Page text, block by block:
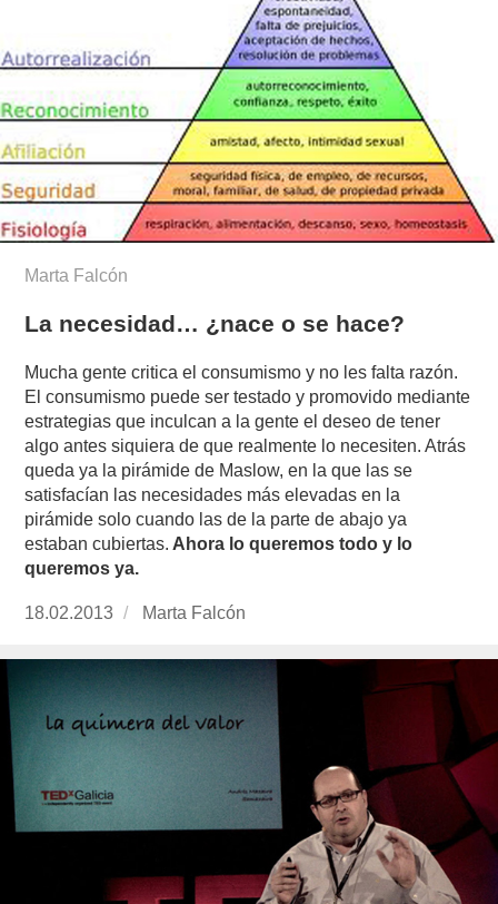
Marta Falcón
La necesidad… ¿nace o se hace?
Mucha gente critica el consumismo y no les falta razón.
El consumismo puede ser testado y promovido mediante
estrategias que inculcan a la gente el deseo de tener
algo antes siquiera de que realmente lo necesiten. Atrás
queda ya la pirámide de Maslow, en la que las se
satisfacían las necesidades más elevadas en la
pirámide solo cuando las de la parte de abajo ya
estaban cubiertas. Ahora lo queremos todo y lo
queremos ya.
Publicado
18.02.2013 https://www.experimenta.es/author/
Marta Falcón